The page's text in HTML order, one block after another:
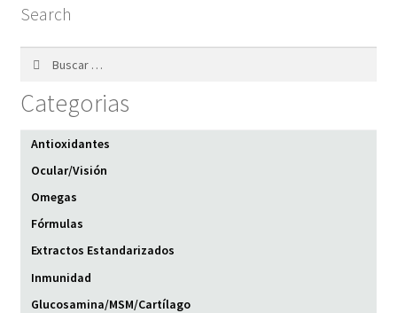
Search
Categorias
Antioxidantes
Ocular/Visión
Omegas
Fórmulas
Extractos Estandarizados
Inmunidad
Glucosamina/MSM/Cartílago